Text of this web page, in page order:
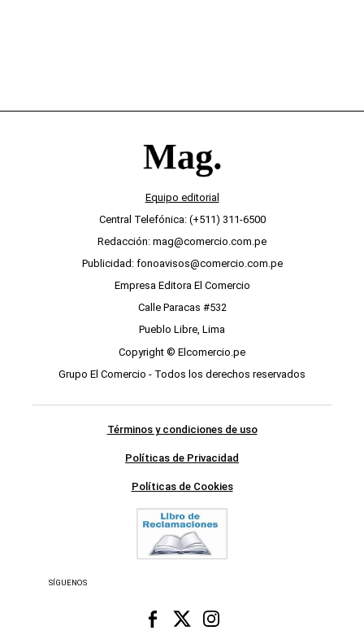
Equipo editorial
Central Telefónica: (+511) 311-6500
Redacción: mag@comercio.com.pe
Publicidad: fonoavisos@comercio.com.pe
Empresa Editora El Comercio
Calle Paracas #532
Pueblo Libre, Lima
Copyright © Elcomercio.pe
Grupo El Comercio - Todos los derechos reservados
Términos y condiciones de uso
Políticas de Privacidad
Políticas de Cookies
SÍGUENOS